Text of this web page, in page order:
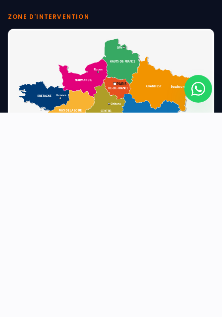
ZONE D'INTERVENTION